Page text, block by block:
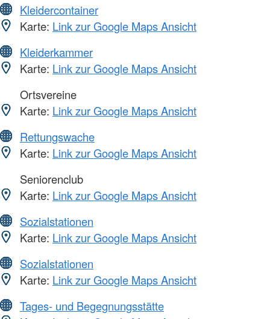
Kleidercontainer
Karte: Link zur Google Maps Ansicht
Kleiderkammer
Karte: Link zur Google Maps Ansicht
Ortsvereine
Karte: Link zur Google Maps Ansicht
Rettungswache
Karte: Link zur Google Maps Ansicht
Seniorenclub
Karte: Link zur Google Maps Ansicht
Sozialstationen
Karte: Link zur Google Maps Ansicht
Sozialstationen
Karte: Link zur Google Maps Ansicht
Tages- und Begegnungsstätte